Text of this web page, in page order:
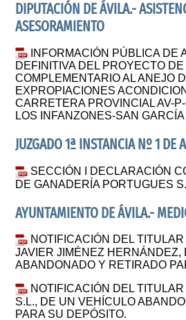
DIPUTACIÓN DE ÁVILA.-
ASESORAMIENTO
INFORMACIÓN PÚBLICA DE
DEFINITIVA DEL PROYECTO
COMPLEMENTARIO AL ANEJO
EXPROPIACIONES
CARRETERA PROVINCIAL AV-
LOS INFANZONES-SAN
JUZGADO 1ª INSTANCIA Nº 1 DE
SECCIÓN I DECLARACIÓN
DE GANADERÍA PORTUGUES
AYUNTAMIENTO DE ÁVILA.-
NOTIFICACIÓN DEL
JAVIER JIMÉNEZ HERNÁNDEZ,
ABANDONADO Y RETIRADO
NOTIFICACIÓN DEL
S.L., DE UN VEHÍCULO
PARA SU DEPÓSITO.